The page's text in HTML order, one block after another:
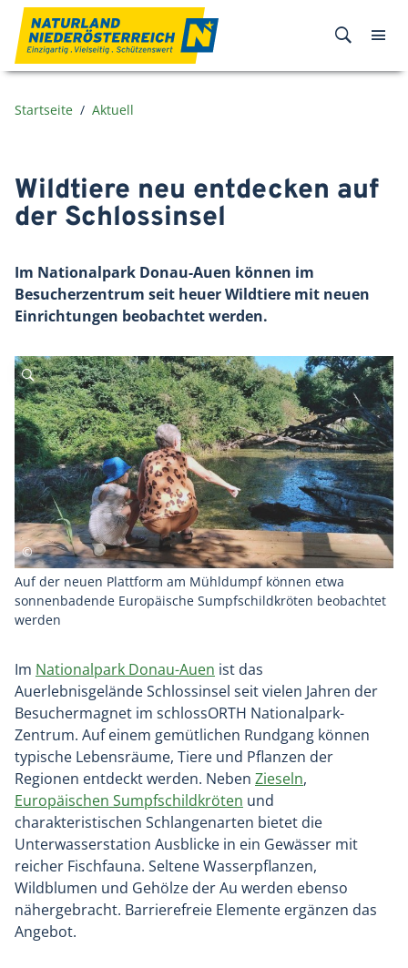
Zum Inhalt
Startseite Aktuell
Wildtiere neu entdecken auf
der Schlossinsel
Im Nationalpark Donau-Auen können im
Besucherzentrum seit heuer Wildtiere mit neuen
Einrichtungen beobachtet werden.
Auf der neuen Plattform am Mühldumpf können etwa
sonnenbadende Europäische Sumpfschildkröten beobachtet
werden
Im Nationalpark Donau-Auen ist das
Auerlebnisgelände Schlossinsel seit vielen Jahren der
Besuchermagnet im schlossORTH Nationalpark-
Zentrum. Auf einem gemütlichen Rundgang können
typische Lebensräume, Tiere und Pflanzen der
Regionen entdeckt werden. Neben Zieseln,
Europäischen Sumpfschildkröten und
charakteristischen Schlangenarten bietet die
Unterwasserstation Ausblicke in ein Gewässer mit
reicher Fischfauna. Seltene Wasserpflanzen,
Wildblumen und Gehölze der Au werden ebenso
nähergebracht. Barrierefreie Elemente ergänzen das
Angebot.